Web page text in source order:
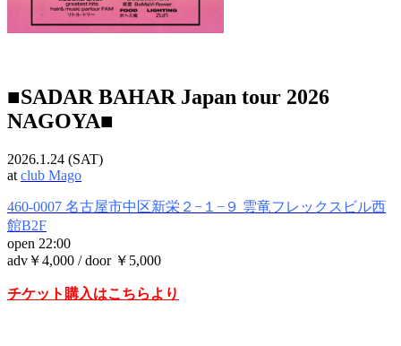
■SADAR BAHAR Japan tour 2026
NAGOYA■
2026.1.24 (SAT)
at club Mago
460-0007 名古屋市中区新栄２−１−９ 雲竜フレックスビル西
館B2F
open 22:00
adv￥4,000 / door ￥5,000
チケット購入はこちらより